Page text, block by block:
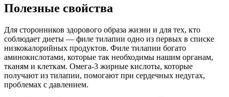
Полезные свойства
Для сторонников здорового образа жизни и для тех, кто
соблюдает диеты — филе тилапии одно из первых в списке
низкокалорийных продуктов. Филе тилапии богато
аминокислотами, которые так необходимы нашим органам,
тканям и клеткам. Омега-3 жирные кислоты, которые
получают из тилапии, помогают при сердечных недугах,
проблемах с давлением.